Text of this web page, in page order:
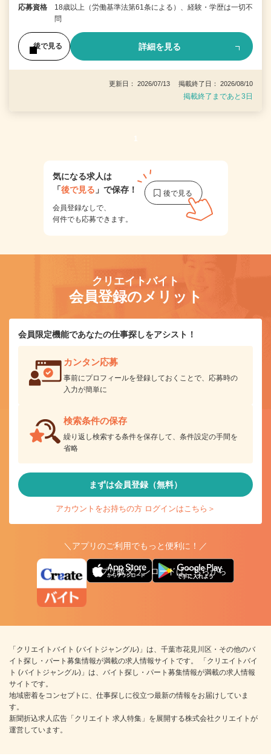
応募資格
18歳以上（労働基準法第61条による）、経験・学歴は一切不
問
後で見る 詳細を見る
更新日： 2026/07/13 掲載終了日： 2026/08/10
掲載終了まであと3日
1
気になる求人は
「後で見る 」で保存！
会員登録なしで、
何件でも応募できます。
クリエイトバイト
会員登録のメリット
会員限定機能であなたの仕事探しをアシスト！
カンタン応募
事前にプロフィールを登録しておくことで、応募時の
入力が簡単に
検索条件の保存
繰り返し検索する条件を保存して、条件設定の手間を
省略
まずは会員登録（無料）
アカウントをお持ちの方 ログインはこちら＞
＼アプリのご利用でもっと便利に！／
アプリ版ダウンロードはこちらから
「クリエイトバイト (バイトジャングル)」は、千葉市花見川区・その他のバ
イト探し・パート募集情報が満載の求人情報サイトです。 「クリエイトバイ
ト (バイトジャングル)」は、バイト探し・パート募集情報が満載の求人情報
サイトです。
地域密着をコンセプトに、仕事探しに役立つ最新の情報をお届けしていま
す。
新聞折込求人広告「クリエイト 求人特集」を展開する株式会社クリエイトが
運営しています。